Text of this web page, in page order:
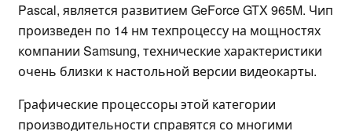
Pascal, является развитием GeForce GTX 965M. Чип
произведен по 14 нм техпроцессу на мощностях
компании Samsung, технические характеристики
очень близки к настольной версии видеокарты.
Графические процессоры этой категории
производительности справятся со многими